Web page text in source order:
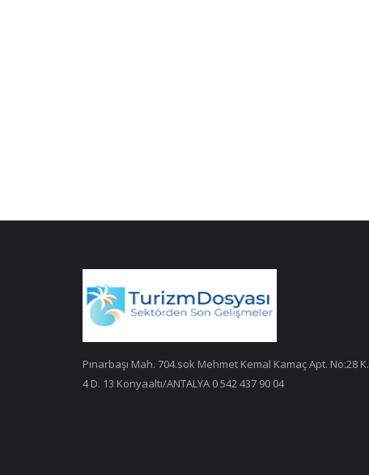
Pınarbaşı Mah. 704.sok Mehmet Kemal Kamaç Apt. No:28 K.
4 D. 13 Konyaaltı/ANTALYA 0 542 437 90 04